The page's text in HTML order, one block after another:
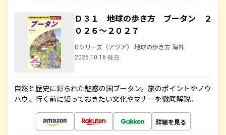
Ｄ３１ 地球の歩き方 ブータン ２
０２６～２０２７
Dシリーズ（アジア） 地球の歩き方 海外
2025.10.16 発売
自然と歴史に彩られた魅惑の国ブータン。旅のポイントやノウ
ハウ、行く前に知っておきたい文化やマナーを徹底解説。
詳細を見る